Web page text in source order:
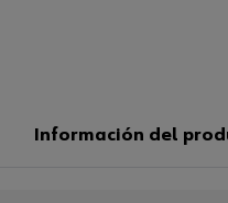
Información del